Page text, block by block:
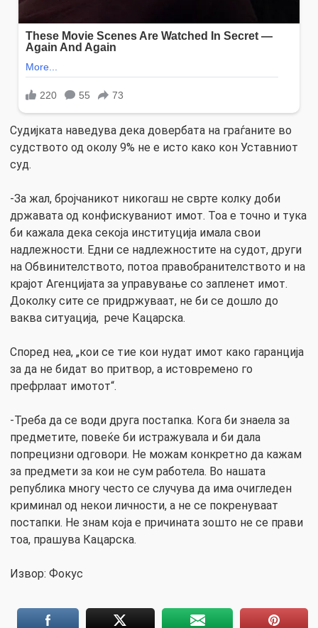
Судијката наведува дека довербата на граѓаните во
судството од околу 9% не е исто како кон Уставниот
суд.
-За жал, бројчаникот никогаш не сврте колку доби
државата од конфискуваниот имот. Тоа е точно и тука
би кажала дека секоја институција имала свои
надлежности. Едни се надлежностите на судот, други
на Обвинителството, потоа правобранителството и на
крајот Агенцијата за управување со запленет имот.
Доколку сите се придржуваат, не би се дошло до
ваква ситуација, рече Кацарска.
Според неа, „кои се тие кои нудат имот како гаранција
за да не бидат во притвор, а истовремено го
префрлаат имотот“.
-Треба да се води друга постапка. Кога би знаела за
предметите, повеќе би истражувала и би дала
попрецизни одговори. Не можам конкретно да кажам
за предмети за кои не сум работела. Во нашата
република многу често се случува да има очигледен
криминал од некои личности, а не се покренуваат
постапки. Не знам која е причината зошто не се прави
тоа, прашува Кацарска.
Извор: Фокус